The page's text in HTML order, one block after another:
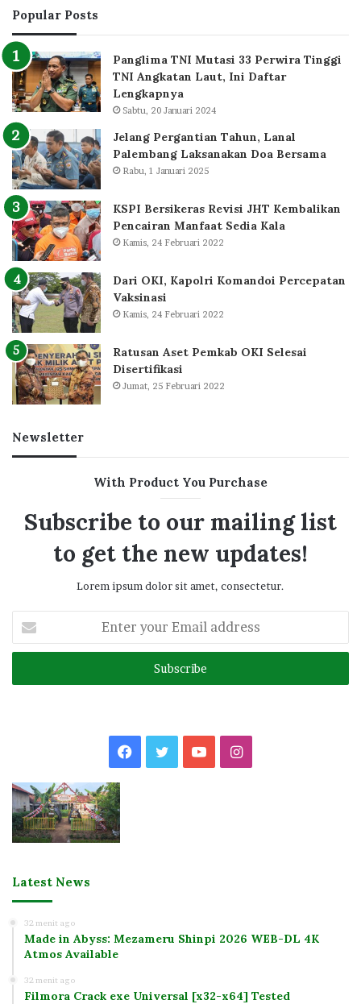
Popular Posts
Panglima TNI Mutasi 33 Perwira Tinggi
TNI Angkatan Laut, Ini Daftar
Lengkapnya
Sabtu, 20 Januari 2024
Jelang Pergantian Tahun, Lanal
Palembang Laksanakan Doa Bersama
Rabu, 1 Januari 2025
KSPI Bersikeras Revisi JHT Kembalikan
Pencairan Manfaat Sedia Kala
Kamis, 24 Februari 2022
Dari OKI, Kapolri Komandoi Percepatan
Vaksinasi
Kamis, 24 Februari 2022
Ratusan Aset Pemkab OKI Selesai
Disertifikasi
Jumat, 25 Februari 2022
Newsletter
With Product You Purchase
Subscribe to our mailing list
to get the new updates!
Lorem ipsum dolor sit amet, consectetur.
your
Email
Facebook
TwitterYouTubeInstagram
Latest News
32 menit ago
Made in Abyss: Mezameru Shinpi 2026 WEB-DL 4K
Atmos Available
32 menit ago
Filmora Crack exe Universal [x32-x64] Tested